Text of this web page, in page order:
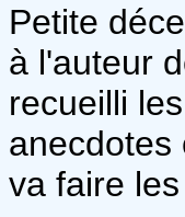
Petite
à l'auteur
recueilli
anecdotes
va faire